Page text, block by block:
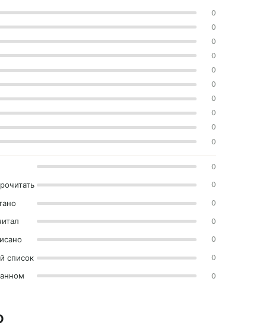
0
0
0
0
0
0
0
0
0
0
0
0
0
0
0
список 0
0